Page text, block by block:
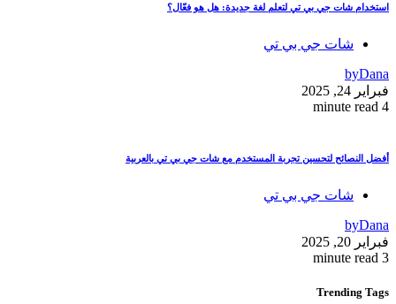
استخدام شات جي بي تي لتعلم لغة جديدة: هل هو فعّال؟
شات جي بي تي
byDana
فبراير 24, 2025
4 minute read
أفضل النصائح لتحسين تجربة المستخدم مع شات جي بي تي بالعربية
شات جي بي تي
byDana
فبراير 20, 2025
3 minute read
Trending Tags